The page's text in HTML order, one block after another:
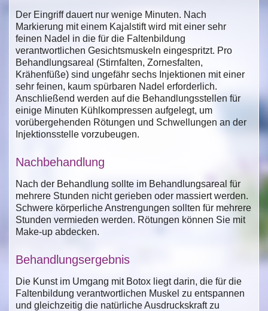
Der Eingriff dauert nur wenige Minuten. Nach
Markierung mit einem Kajalstift wird mit einer sehr
feinen Nadel in die für die Faltenbildung
verantwortlichen Gesichtsmuskeln eingespritzt. Pro
Behandlungsareal (Stirnfalten, Zornesfalten,
Krähenfüße) sind ungefähr sechs Injektionen mit einer
sehr feinen, kaum spürbaren Nadel erforderlich.
Anschließend werden auf die Behandlungsstellen für
einige Minuten Kühlkompressen aufgelegt, um
vorübergehenden Rötungen und Schwellungen an der
Injektionsstelle vorzubeugen.
Nachbehandlung
Nach der Behandlung sollte im Behandlungsareal für
mehrere Stunden nicht gerieben oder massiert werden.
Schwere körperliche Anstrengungen sollten für mehrere
Stunden vermieden werden. Rötungen können Sie mit
Make-up abdecken.
Behandlungsergebnis
Die Kunst im Umgang mit Botox liegt darin, die für die
Faltenbildung verantwortlichen Muskel zu entspannen
und gleichzeitig die natürliche Ausdruckskraft zu